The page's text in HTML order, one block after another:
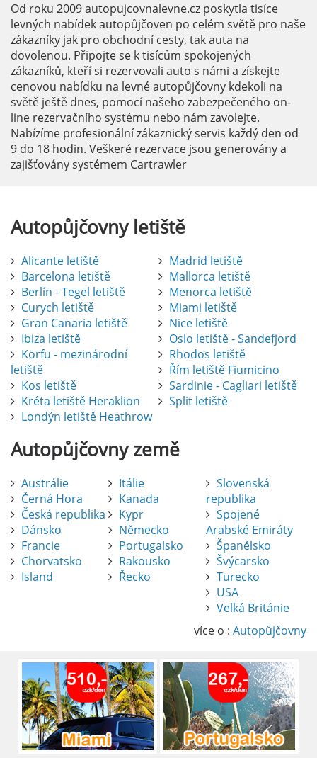
Od roku 2009 autopujcovnalevne.cz poskytla tisíce
levných nabídek autopůjčoven po celém světě pro naše
zákazníky jak pro obchodní cesty, tak auta na
dovolenou. Připojte se k tisícům spokojených
zákazníků, kteří si rezervovali auto s námi a získejte
cenovou nabídku na levné autopůjčovny kdekoli na
světě ještě dnes, pomocí našeho zabezpečeného on-
line rezervačního systému nebo nám zavolejte.
Nabízíme profesionální zákaznický servis každý den od
9 do 18 hodin. Veškeré rezervace jsou generovány a
zajišťovány systémem Cartrawler
Autopůjčovnyletiště
Alicante letiště
Barcelona letiště
Berlín - Tegel letiště
Curych letiště
Gran Canaria letiště
Ibiza letiště
Korfu - mezinárodní
letiště
Kos letiště
Kréta letiště Heraklion
Londýn letiště Heathrow
Madrid letiště
Mallorca letiště
Menorca letiště
Miami letiště
Nice letiště
Oslo letiště - Sandefjord
Rhodos letiště
Řím letiště Fiumicino
Sardinie - Cagliari letiště
Split letiště
Autopůjčovnyzemě
Austrálie
Černá Hora
Česká republika
Dánsko
Francie
Chorvatsko
Island
Itálie
Kanada
Kypr
Německo
Portugalsko
Rakousko
Řecko
Slovenská
republika
Spojené
Arabské Emiráty
Španělsko
Švýcarsko
Turecko
USA
Velká Británie
více o : Autopůjčovny
Pronájem auta na letišti Alicante
Půjčení auta na letišti v Alicante je výborný
způsob, jak pohodlně objevovat město i jeho
brána do regionu Costa Blanca, se nachází
přibližně 9 km od centra Alicante.
číst :celý článek
Pronájem auta na letišti Lefkada: Kompletní
průvodce